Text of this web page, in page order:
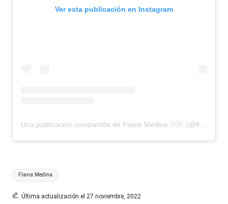
Ver esta publicación en Instagram
Una publicación compartida de Flavia Medina 🇦🇷 (@flaviamedina__)
Etiquetas:
Flavia Medina
Última actualización el 27 noviembre, 2022